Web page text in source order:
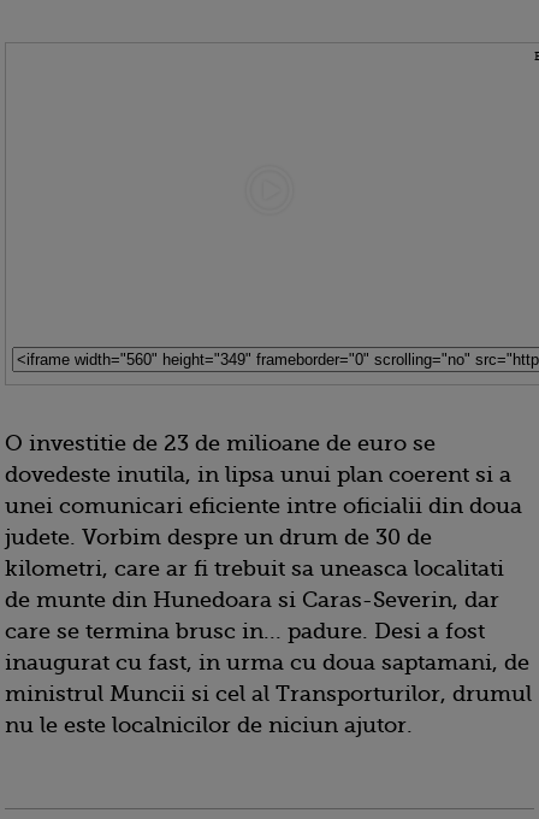
O investitie de 23 de milioane de euro se
dovedeste inutila, in lipsa unui plan coerent si a
unei comunicari eficiente intre oficialii din doua
judete. Vorbim despre un drum de 30 de
kilometri, care ar fi trebuit sa uneasca localitati
de munte din Hunedoara si Caras-Severin, dar
care se termina brusc in... padure. Desi a fost
inaugurat cu fast, in urma cu doua saptamani, de
ministrul Muncii si cel al Transporturilor, drumul
nu le este localnicilor de niciun ajutor.